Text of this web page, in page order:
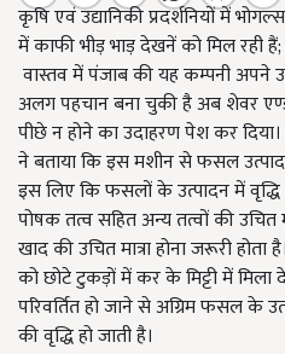
कृषि एवं उद्यानिकी प्रदर्शनियों में
में काफी भीड़ भाड़ देखनें को मिल रही
वास्तव में पंजाब की यह कम्पनी अपने
अलग पहचान बना चुकी है अब शेवर
पीछे न होने का उदाहरण पेश कर
ने बताया कि इस मशीन से फसल
इस लिए कि फसलों के उत्पादन में
पोषक तत्व सहित अन्य तत्वों की उचित
खाद की उचित मात्रा होना जरूरी
को छोटे टुकड़ों में कर के मिट्टी में
परिवर्तित हो जाने से अग्रिम फसल के
की वृद्धि हो जाती है।